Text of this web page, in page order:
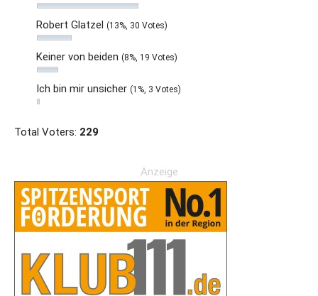
Robert Glatzel (13%, 30 Votes)
Keiner von beiden (8%, 19 Votes)
Ich bin mir unsicher (1%, 3 Votes)
Total Voters: 229
Anzeige